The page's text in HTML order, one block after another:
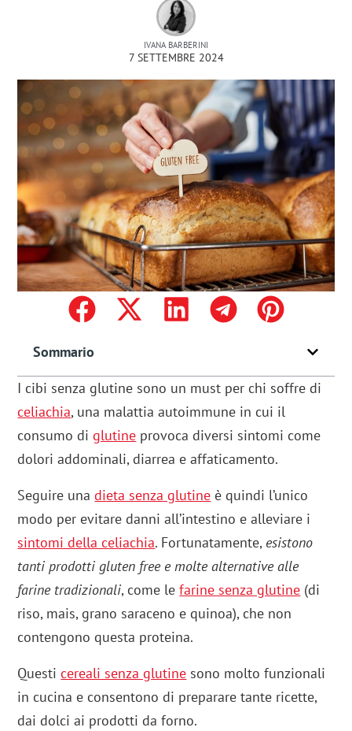
IVANA BARBERINI
7 SETTEMBRE 2024
Sommario
I cibi senza glutine sono un must per chi soffre di
celiachia, una malattia autoimmune in cui il
consumo diglutine provoca diversi sintomi come
dolori addominali, diarrea e affaticamento.
Seguire unadieta senza glutine è quindi l’unico
modo per evitare danni all’intestino e alleviare i
sintomi della celiachia. Fortunatamente, esistono
tanti prodotti gluten free e molte alternative alle
farine tradizionali, come lefarine senza glutine (di
riso, mais, grano saraceno e quinoa), che non
contengono questa proteina.
Questicereali senza glutine sono molto funzionali
in cucina e consentono di preparare tante ricette,
dai dolci ai prodotti da forno.